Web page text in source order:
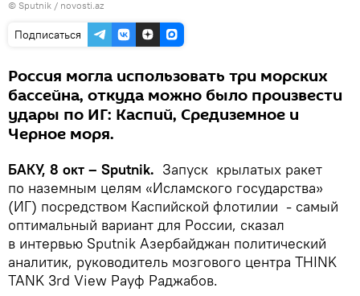
© Sputnik / novosti.az
Подписаться
Россия могла использовать три морских
бассейна, откуда можно было произвести
удары по ИГ: Каспий, Средиземное и
Черное моря.
БАКУ, 8 окт – Sputnik. Запуск крылатых ракет
по наземным целям «Исламского государства»
(ИГ) посредством Каспийской флотилии - самый
оптимальный вариант для России, сказал
в интервью Sputnik Азербайджан политический
аналитик, руководитель мозгового центра THINK
TANK 3rd View Рауф Раджабов.